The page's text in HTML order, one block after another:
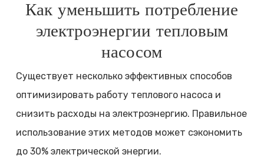
Как уменьшить потребление
электроэнергии тепловым
насосом
Существует несколько эффективных способов
оптимизировать работу теплового насоса и
снизить расходы на электроэнергию. Правильное
использование этих методов может сэкономить
до 30% электрической энергии.